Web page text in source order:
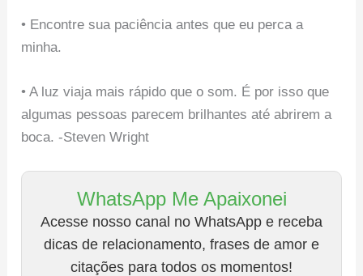
• Encontre sua paciência antes que eu perca a
minha.
• A luz viaja mais rápido que o som. É por isso que
algumas pessoas parecem brilhantes até abrirem a
boca. -Steven Wright
WhatsApp Me Apaixonei
Acesse nosso canal no WhatsApp e receba
dicas de relacionamento, frases de amor e
citações para todos os momentos!